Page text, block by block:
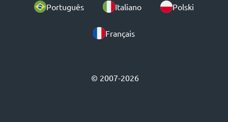
Português Italiano Polski
Français
© 2007-2026